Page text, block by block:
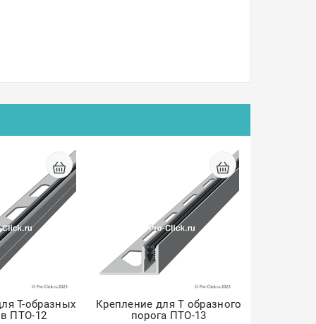
Т-образных
ПТО-12
Крепление для Т образного
порога ПТО-13